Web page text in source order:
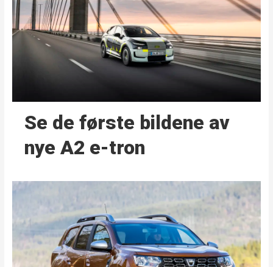
Se de første bildene av
nye A2 e-tron